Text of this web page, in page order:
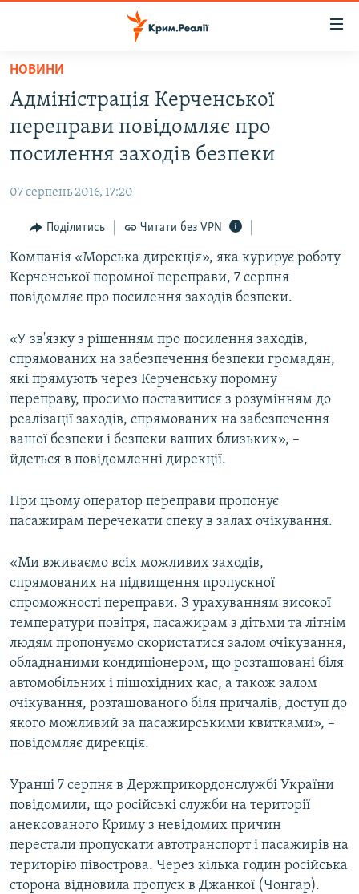
Перейти
основного
матеріалу
Перейти
до
основної
навігації
Перейти
пошуку
ВОДА.КРИМ
ВІДЕО ТА ФОТО
БЛОГИ
ПОГЛЯД
ІНТЕРВ'Ю
ВСЕ ЗА ДЕНЬ
ДЕПОРТАЦІЯ
ВІДЕОУРОКИ «ELIFBE»
СВІДЧЕННЯ ОКУПАЦІЇ
УКРАЇНСЬКА ПРОБЛЕМА КРИМУ
ІНФОГРАФІКА
ЯК ОБІЙТИ БЛОКУВАННЯ
Русский
Qırımtatar
ДОЛУЧАЙСЯ!
НОВИНИ
Адміністрація Керченської
переправи повідомляє про
посилення заходів безпеки
07 серпень 2016, 17:20
Поділитись Читати без VPN
Компанія «Морська дирекція», яка курирує роботу
Керченської поромної переправи, 7 серпня
повідомляє про посилення заходів безпеки.
«У зв'язку з рішенням про посилення заходів,
спрямованих на забезпечення безпеки громадян,
які прямують через Керченську поромну
переправу, просимо поставитися з розумінням до
реалізації заходів, спрямованих на забезпечення
вашої безпеки і безпеки ваших близьких», –
йдеться в повідомленні дирекції.
При цьому оператор переправи пропонує
пасажирам перечекати спеку в залах очікування.
«Ми вживаємо всіх можливих заходів,
спрямованих на підвищення пропускної
спроможності переправи. З урахуванням високої
температури повітря, пасажирам з дітьми та літнім
людям пропонуємо скористатися залом очікування,
обладнаними кондиціонером, що розташовані біля
автомобільних і пішохідних кас, а також залом
очікування, розташованого біля причалів, доступ до
якого можливий за пасажирськими квитками», –
повідомляє дирекція.
Уранці 7 серпня в Держприкордонслужбі України
повідомили, що російські служби на території
анексованого Криму з невідомих причин
перестали пропускати автотранспорт і пасажирів на
територію півострова. Через кілька годин російська
сторона відновила пропуск в Джанкої (Чонгар).